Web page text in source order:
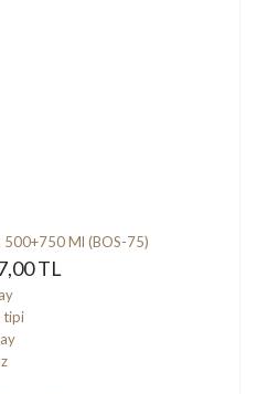
500+750 Ml (BOS-75)
TL